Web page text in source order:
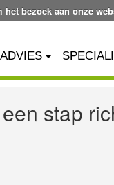
bezoek aan onze
ADVIES
stap